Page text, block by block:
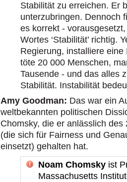
Stabilität zu erreichen. Er
unterzubringen. Dennoch
es korrekt -
Wortes ‘Stabilität’ richtig.
Regierung, installiere
töte 20 000 Menschen,
Tausende - und das alles
Stabilität. Instabilität
Amy Goodman: Das war ein
weltbekannten politischen
Chomsky, die er anlässlich
(die sich für Fairness und
einsetzt) gehalten hat.
Noam Chomsky ist
Massachusetts